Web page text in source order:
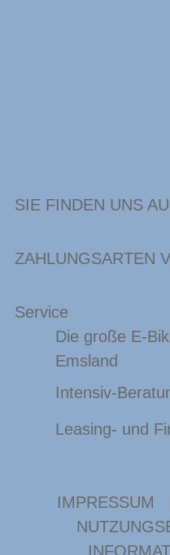
SIE FINDEN UNS
ZAHLUNGSARTEN
Service
Die große E-
Emsland
Intensiv-
Leasing- und
IMPRESSUM